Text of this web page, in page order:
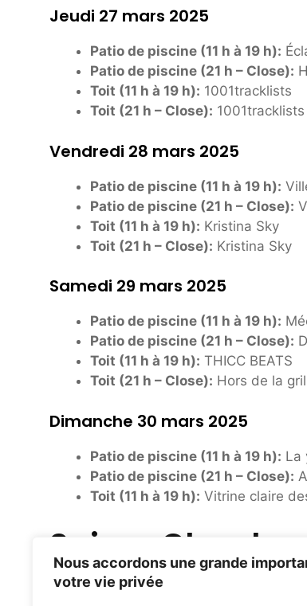
Nous accordons une grande
votre vie privée
Jeudi 27 mars 2025
Patio de piscine (11 h à 19 h):
Patio de piscine (21 h – Close):
Toit (11 h à 19 h): 1001tracklists
Toit (21 h – Close): 1001tracklists
Vendredi 28 mars 2025
Patio de piscine (11 h à 19 h):
Patio de piscine (21 h – Close):
Toit (11 h à 19 h): Kristina Sky
Toit (21 h – Close): Kristina Sky
Samedi 29 mars 2025
Patio de piscine (11 h à 19 h):
Patio de piscine (21 h – Close):
Toit (11 h à 19 h): THICC BEATS
Toit (21 h – Close): Hors de la
Dimanche 30 mars 2025
Patio de piscine (11 h à 19 h): La
Patio de piscine (21 h – Close):
Toit (11 h à 19 h): Vitrine claire
Suivez
Instagram :Instagram.com/